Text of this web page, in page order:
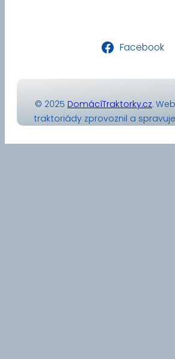
Facebook
© 2025 DomácíTraktorky.cz.
traktoriády zprovoznil a spravuje